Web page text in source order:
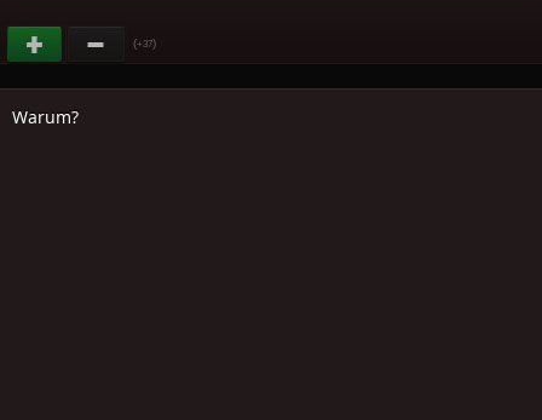
(+37)
Warum?